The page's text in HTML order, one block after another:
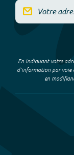
En indiquant votre
d’information par voie
en